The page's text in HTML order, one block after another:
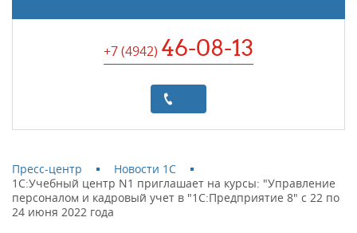
+7 (4942) 46-08-13
Пресс-центр
Новости 1С
1С:Учебный центр N1 приглашает на курсы: "Управление
персоналом и кадровый учет в "1С:Предприятие 8" с 22 по
24 июня 2022 года